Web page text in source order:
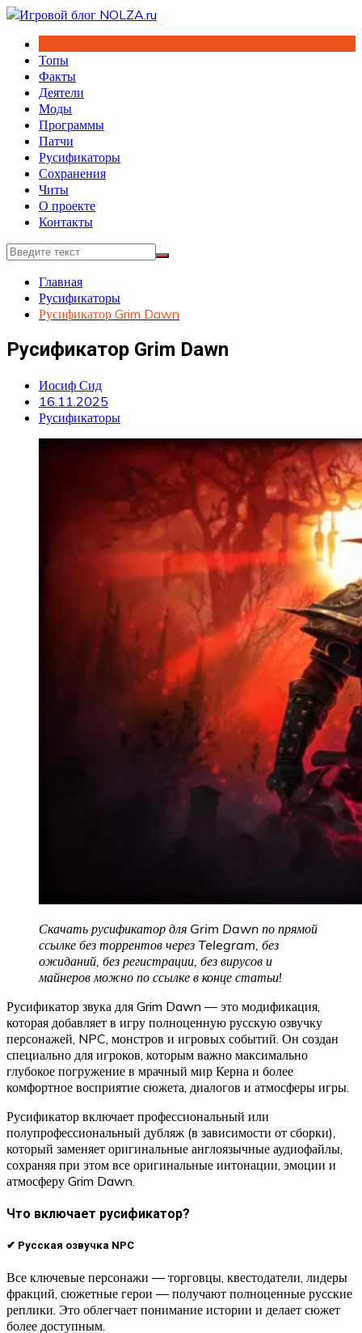
Перейти
содержимому
Топы
Факты
Деятели
Моды
Программы
Патчи
Русификаторы
Сохранения
Читы
О проекте
Контакты
Главная
Русификаторы
Русификатор Grim Dawn
Русификатор Grim Dawn
Иосиф Сид
16.11.2025
Русификаторы
Скачать русификатор для Grim Dawn по прямой
ссылке без торрентов через Telegram, без
ожиданий, без регистрации, без вирусов и
майнеров можно по ссылке в конце статьи!
Русификатор звука для Grim Dawn — это модификация,
которая добавляет в игру полноценную русскую озвучку
персонажей, NPC, монстров и игровых событий. Он создан
специально для игроков, которым важно максимально
глубокое погружение в мрачный мир Керна и более
комфортное восприятие сюжета, диалогов и атмосферы игры.
Русификатор включает профессиональный или
полупрофессиональный дубляж (в зависимости от сборки),
который заменяет оригинальные англоязычные аудиофайлы,
сохраняя при этом все оригинальные интонации, эмоции и
атмосферу Grim Dawn.
Что включает русификатор?
✔ Русская озвучка NPC
Все ключевые персонажи — торговцы, квестодатели, лидеры
фракций, сюжетные герои — получают полноценные русские
реплики. Это облегчает понимание истории и делает сюжет
более доступным.